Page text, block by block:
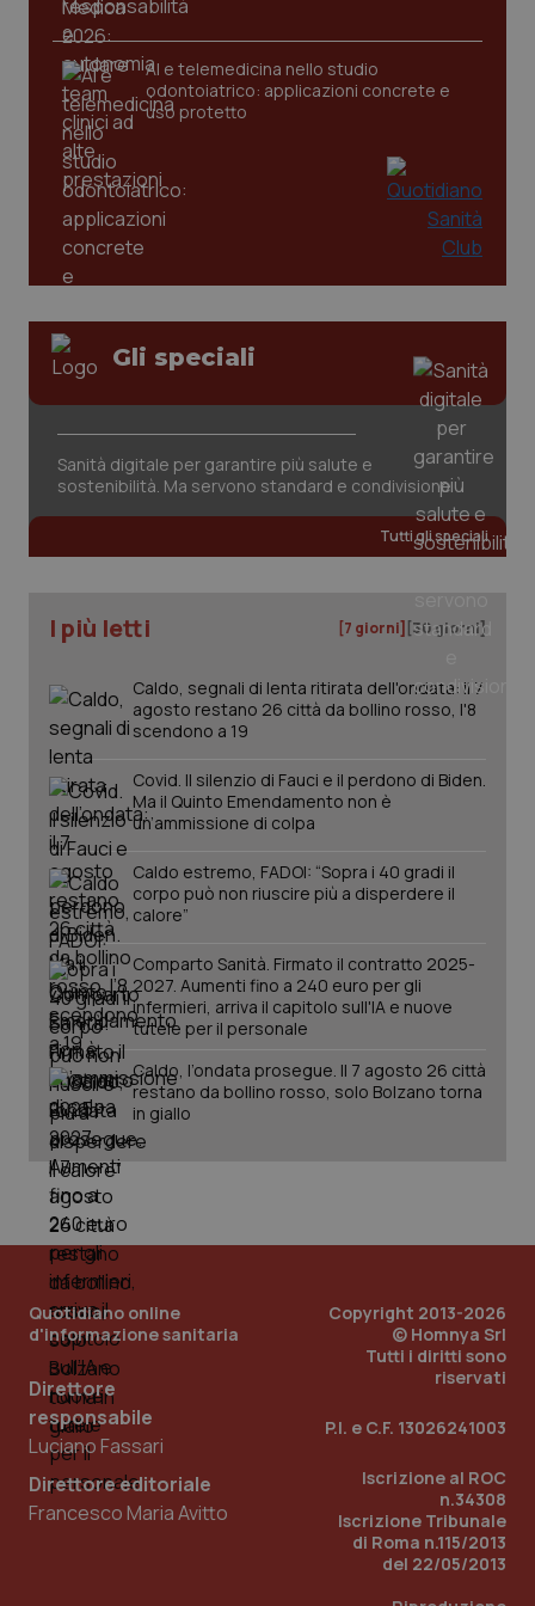
AI e telemedicina nello studio
odontoiatrico: applicazioni concrete e
uso protetto
Gli speciali
Sanità digitale per garantire più salute e
sostenibilità. Ma servono standard e condivisione
Tutti gli speciali
I più letti [7 giorni] [30 giorni]
Caldo, segnali di lenta ritirata dell'ondata: il 7
agosto restano 26 città da bollino rosso, l'8
scendono a 19
Covid. Il silenzio di Fauci e il perdono di Biden.
Ma il Quinto Emendamento non è
un’ammissione di colpa
Caldo estremo, FADOI: “Sopra i 40 gradi il
corpo può non riuscire più a disperdere il
calore”
Comparto Sanità. Firmato il contratto 2025-
2027. Aumenti fino a 240 euro per gli
infermieri, arriva il capitolo sull'IA e nuove
tutele per il personale
Caldo, l’ondata prosegue. Il 7 agosto 26 città
restano da bollino rosso, solo Bolzano torna
in giallo
Quotidiano online
d'informazione sanitaria
Direttore
responsabile
Luciano Fassari
Direttore editoriale
Francesco Maria Avitto
Copyright 2013-2026
© Homnya Srl
Tutti i diritti sono
riservati
P.I. e C.F. 13026241003
Iscrizione al ROC
n.34308
Iscrizione Tribunale
di Roma n.115/2013
del 22/05/2013
www.quotidianosanita.it
tracking-enable
tracking-sites-ironfish-
_ga
Google LLC
.quotidianosanita.it
PHPSESSID
PHP.net
www.quotidianosanita.it